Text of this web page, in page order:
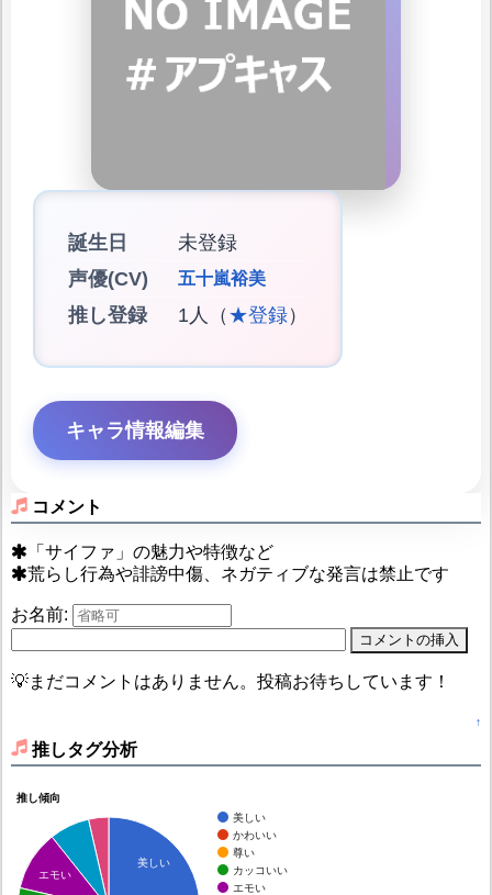
誕生日
未登録
声優(CV)
五十嵐裕美
推し登録 1人（ ★登録）
キャラ情報編集
コメント
「サイファ」の魅力や特徴など
荒らし行為や誹謗中傷、ネガティブな発言は禁止です
お名前:
💡まだコメントはありません。投稿お待ちしています！
↑
推しタグ分析
推し傾向
美しい
かわいい
尊い
カッコいい
エモい
美しい
エモい